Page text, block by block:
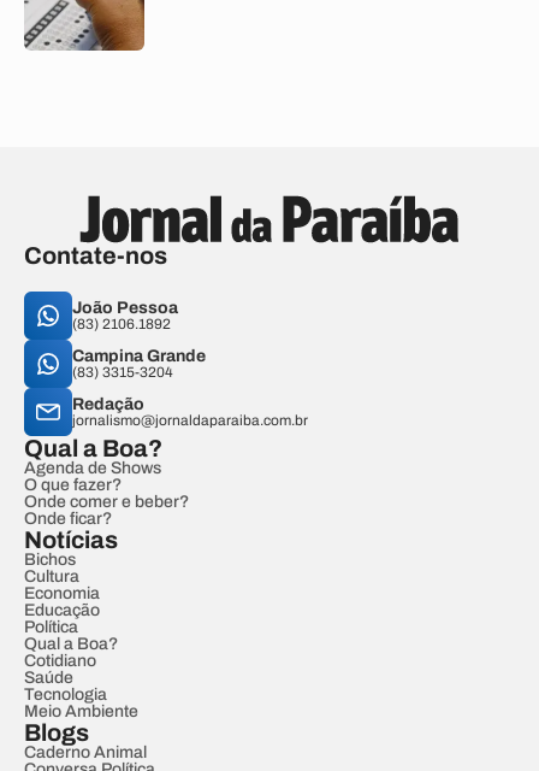
Contate-nos
João Pessoa
(83) 2106.1892
Campina Grande
(83) 3315-3204
Redação
jornalismo@jornaldaparaiba.com.br
Qual a Boa?
Agenda de Shows
O que fazer?
Onde comer e beber?
Onde ficar?
Notícias
Bichos
Cultura
Economia
Educação
Política
Qual a Boa?
Cotidiano
Saúde
Tecnologia
Meio Ambiente
Blogs
Caderno Animal